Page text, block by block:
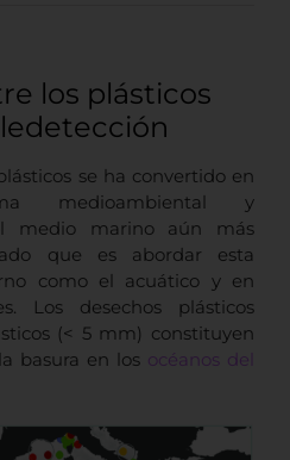
los plásticos
se ha convertido en
medioambiental
y
medio marino aún más
que es abordar esta
como el acuático y en
Los desechos plásticos
(< 5 mm) constituyen
basura en los océanos del